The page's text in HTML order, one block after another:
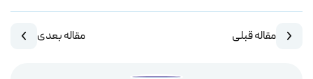
مقاله قبلی مقاله بعدی